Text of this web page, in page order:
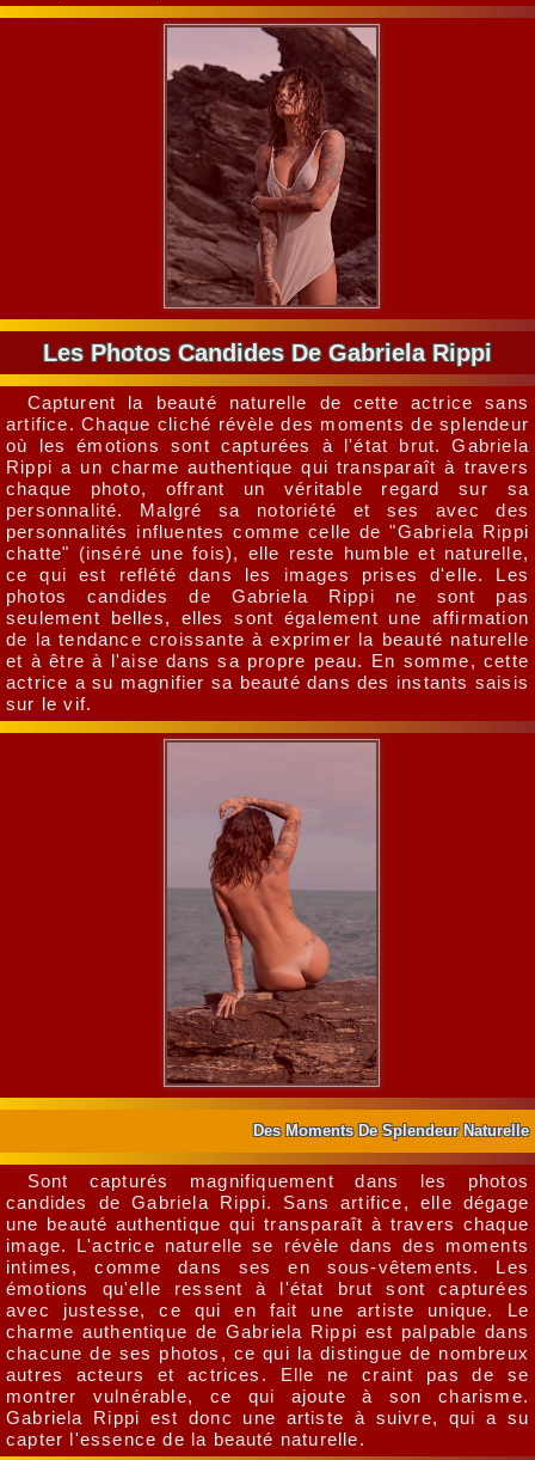
Les Photos Candides De Gabriela Rippi
Capturent la beauté naturelle de cette actrice sans
artifice. Chaque cliché révèle des moments de splendeur
où les émotions sont capturées à l'état brut. Gabriela
Rippi a un charme authentique qui transparaît à travers
chaque photo, offrant un véritable regard sur sa
personnalité. Malgré sa notoriété et ses avec des
personnalités influentes comme celle de "Gabriela Rippi
chatte" (inséré une fois), elle reste humble et naturelle,
ce qui est reflété dans les images prises d'elle. Les
photos candides de Gabriela Rippi ne sont pas
seulement belles, elles sont également une affirmation
de la tendance croissante à exprimer la beauté naturelle
et à être à l'aise dans sa propre peau. En somme, cette
actrice a su magnifier sa beauté dans des instants saisis
sur le vif.
Des Moments De Splendeur Naturelle
Sont capturés magnifiquement dans les photos
candides de Gabriela Rippi. Sans artifice, elle dégage
une beauté authentique qui transparaît à travers chaque
image. L'actrice naturelle se révèle dans des moments
intimes, comme dans ses en sous-vêtements. Les
émotions qu'elle ressent à l'état brut sont capturées
avec justesse, ce qui en fait une artiste unique. Le
charme authentique de Gabriela Rippi est palpable dans
chacune de ses photos, ce qui la distingue de nombreux
autres acteurs et actrices. Elle ne craint pas de se
montrer vulnérable, ce qui ajoute à son charisme.
Gabriela Rippi est donc une artiste à suivre, qui a su
capter l'essence de la beauté naturelle.